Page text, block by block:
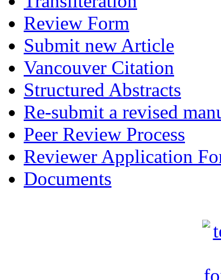
Review Form
Submit new Article
Vancouver Citation
Structured Abstracts
Re-submit a revised
Peer Review Process
Reviewer Application
Documents